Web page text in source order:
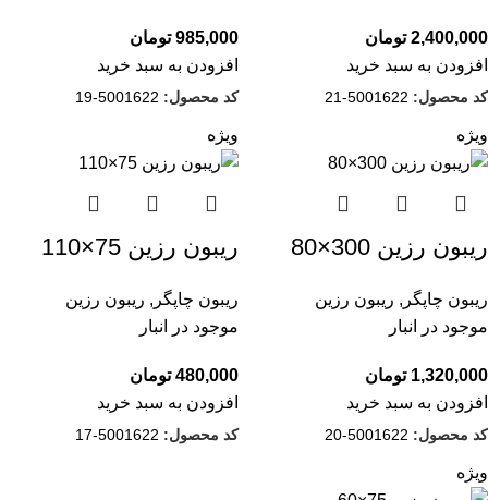
2,400,000 تومان
افزودن به سبد خرید
کد محصول: 5001622-21
985,000 تومان
افزودن به سبد خرید
کد محصول: 5001622-19
ویژه
ریبون رزین 300×80
ریبون چاپگر , ریبون رزین
موجود در انبار
1,320,000 تومان
افزودن به سبد خرید
کد محصول: 5001622-20
ویژه
ریبون رزین 75×110
ریبون چاپگر , ریبون رزین
موجود در انبار
480,000 تومان
افزودن به سبد خرید
کد محصول: 5001622-17
ویژه